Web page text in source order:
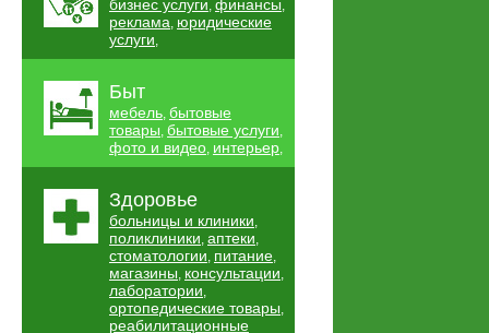
бизнес услуги, финансы,
реклама, юридические
услуги,
Быт
мебель, бытовые
товары, бытовые услуги,
фото и видео, интерьер,
Здоровье
больницы и клиники,
поликлиники, аптеки,
стоматологии, питание,
магазины, консультации,
лаборатории,
ортопедические товары,
реабилитационные